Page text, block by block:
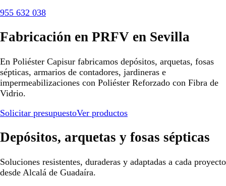
955 632 038
Fabricación en PRFV en Sevilla
En Poliéster Capisur fabricamos depósitos, arquetas, fosas
sépticas, armarios de contadores, jardineras e
impermeabilizaciones con Poliéster Reforzado con Fibra de
Vidrio.
Solicitar presupuestoVer productos
Depósitos, arquetas y fosas sépticas
Soluciones resistentes, duraderas y adaptadas a cada proyecto
desde Alcalá de Guadaíra.